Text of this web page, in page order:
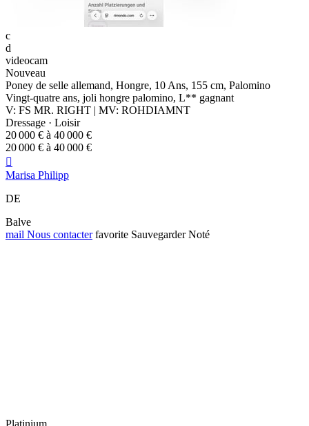
c
d
videocam
Nouveau
Poney de selle allemand, Hongre, 10 Ans, 155 cm, Palomino
Vingt-quatre ans, joli hongre palomino, L** gagnant
V: FS MR. RIGHT | MV: ROHDIAMNT
Dressage · Loisir
20 000 € à 40 000 €
20 000 € à 40 000 €

Marisa Philipp
DE
Balve
mail Nous contacter favorite Sauvegarder Noté